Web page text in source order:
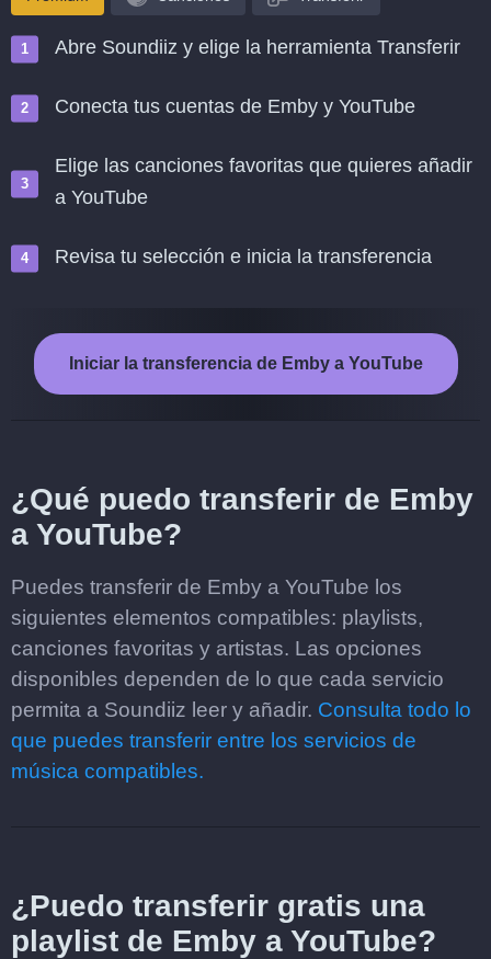
Abre Soundiiz y elige la herramienta Transferir
Conecta tus cuentas de Emby y YouTube
Elige las canciones favoritas que quieres añadir
a YouTube
Revisa tu selección e inicia la transferencia
Iniciar la transferencia de Emby a YouTube
¿Qué puedo transferir de Emby
a YouTube?
Puedes transferir de Emby a YouTube los
siguientes elementos compatibles: playlists,
canciones favoritas y artistas. Las opciones
disponibles dependen de lo que cada servicio
permita a Soundiiz leer y añadir. Consulta todo lo
que puedes transferir entre los servicios de
música compatibles.
¿Puedo transferir gratis una
playlist de Emby a YouTube?